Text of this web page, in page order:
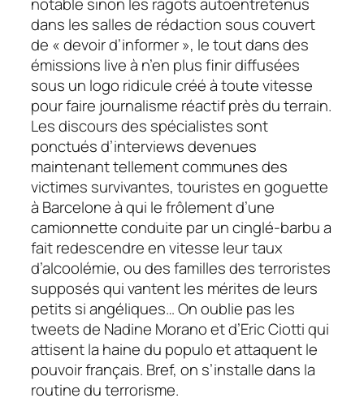
dans les salles de rédaction sous couvert
de « devoir d’informer », le tout dans des
émissions live à n’en plus finir diffusées
sous un logo ridicule créé à toute vitesse
pour faire journalisme réactif près du terrain.
Les discours des spécialistes sont
ponctués d’interviews devenues
maintenant tellement communes des
victimes survivantes, touristes en goguette
à Barcelone à qui le frôlement d’une
camionnette conduite par un cinglé-barbu a
fait redescendre en vitesse leur taux
d’alcoolémie, ou des familles des terroristes
supposés qui vantent les mérites de leurs
petits si angéliques… On oublie pas les
tweets de Nadine Morano et d’Eric Ciotti qui
attisent la haine du populo et attaquent le
pouvoir français. Bref, on s’installe dans la
routine du terrorisme.